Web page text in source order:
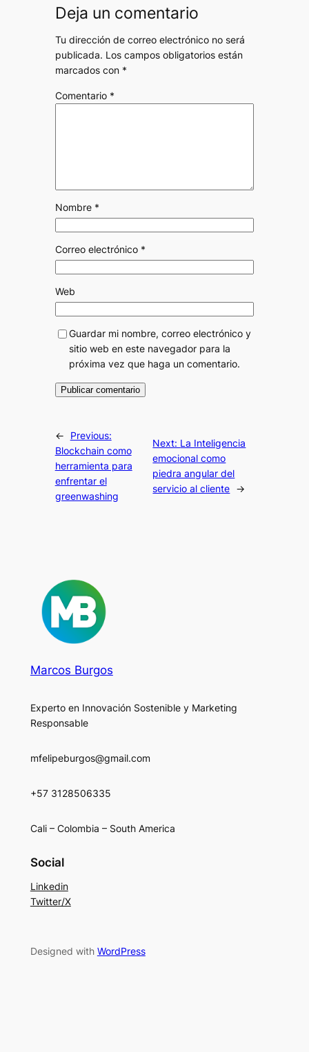
Deja un comentario
Tu dirección de correo electrónico no será
publicada. Los campos obligatorios están
marcados con *
Comentario *
Nombre *
Correo electrónico *
Web
Guardar mi nombre, correo electrónico y
sitio web en este navegador para la
próxima vez que haga un comentario.
←
Previous:
Blockchain como
herramienta para
enfrentar el
greenwashing
Next: La Inteligencia
emocional como
piedra angular del
servicio al cliente →
Marcos Burgos
Experto en Innovación Sostenible y Marketing
Responsable
mfelipeburgos@gmail.com
+57 3128506335
Cali – Colombia – South America
Social
Linkedin
Twitter/X
Designed with WordPress